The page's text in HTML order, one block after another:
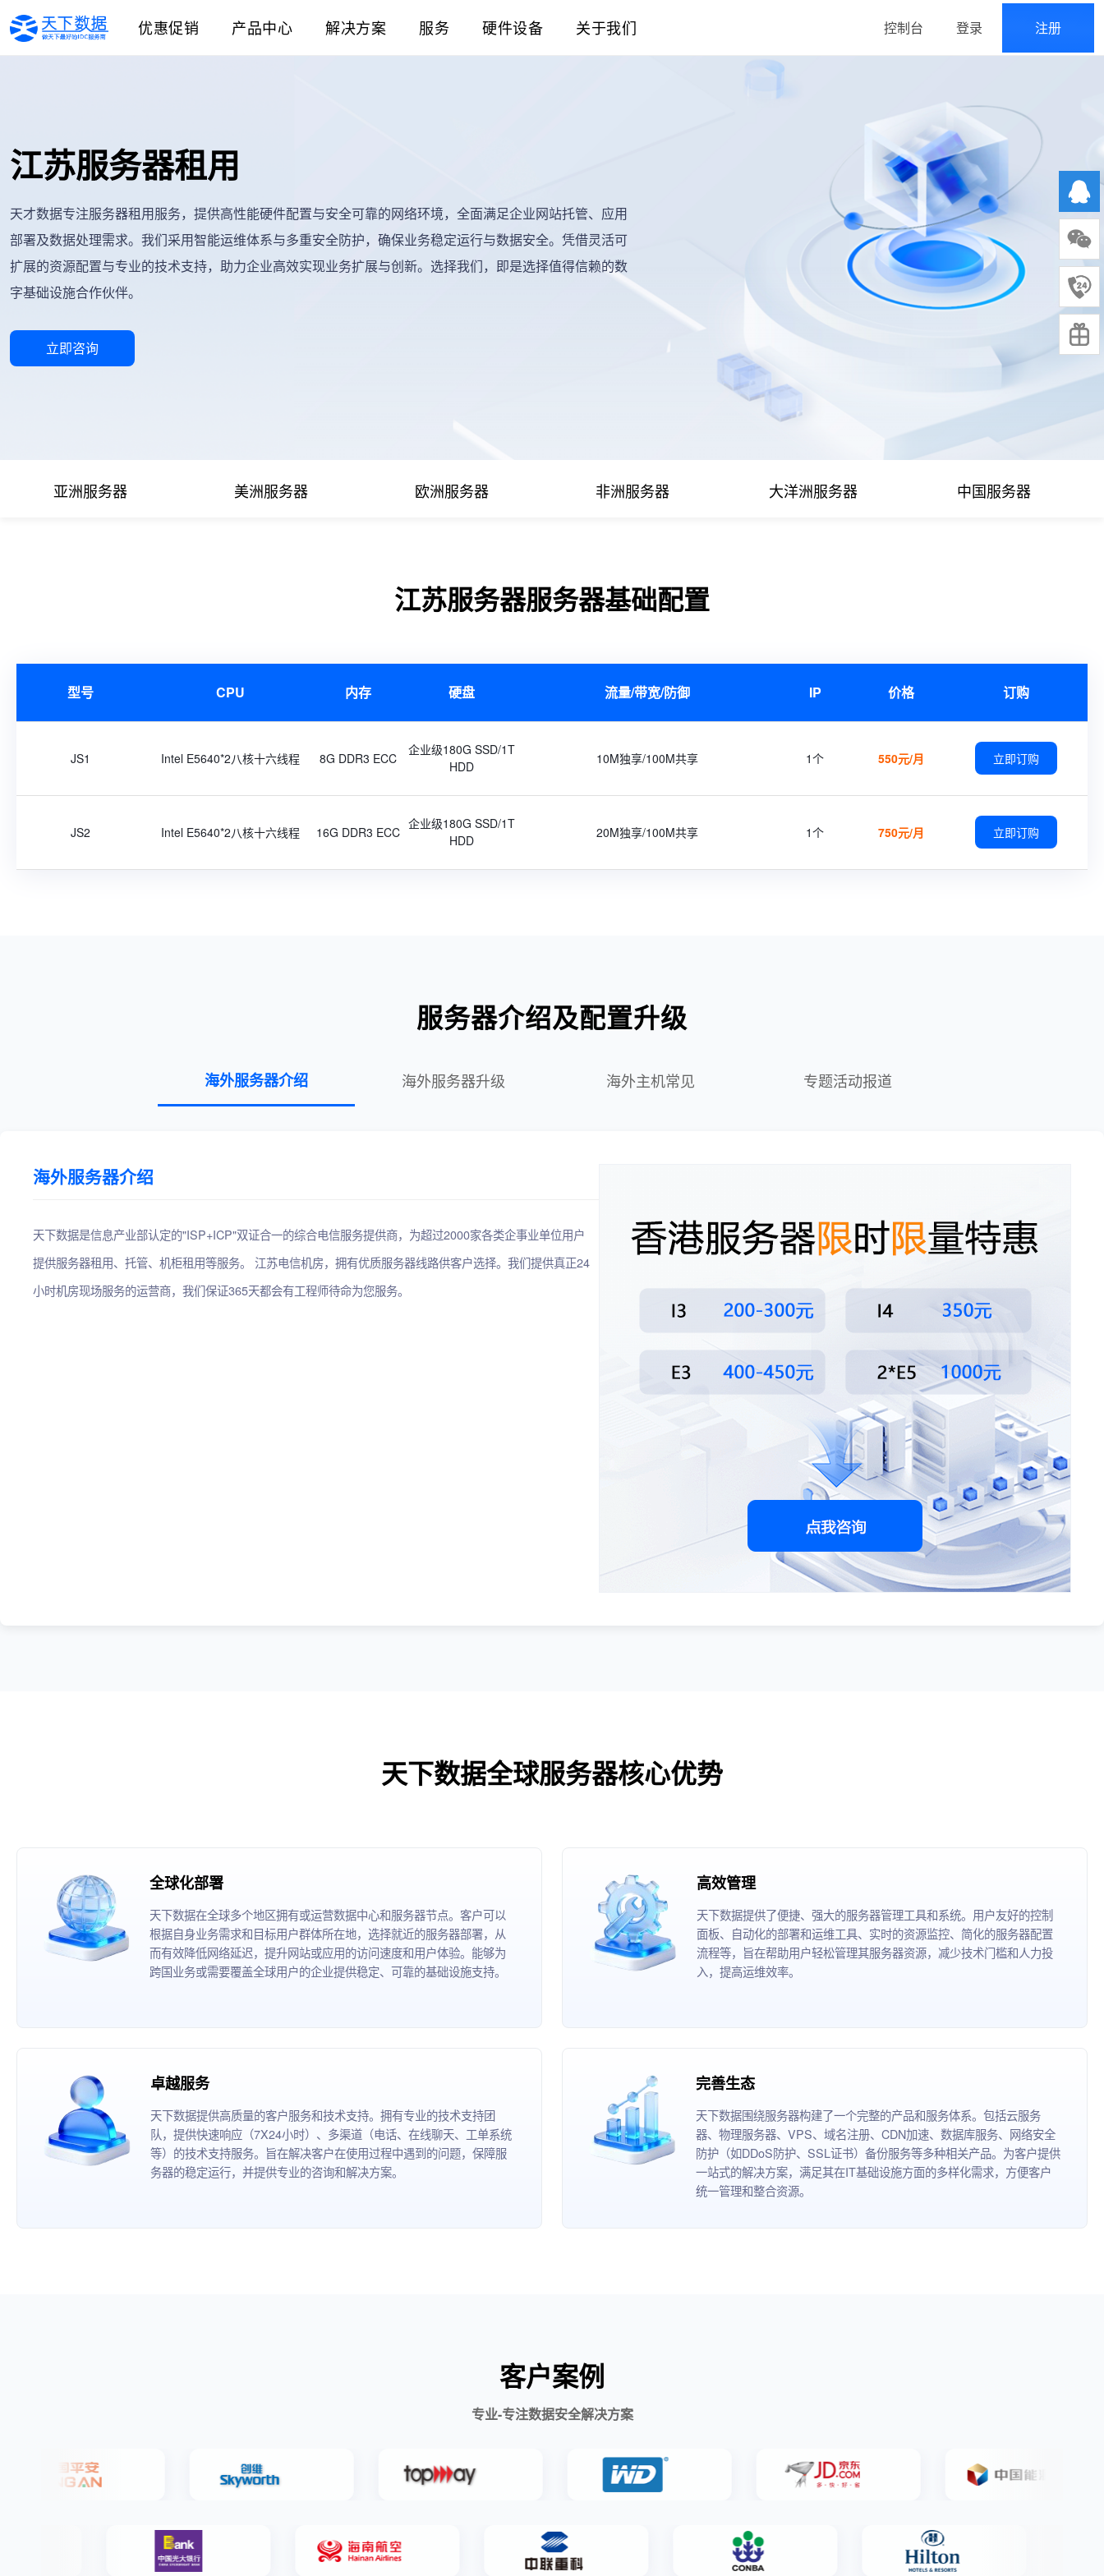
优惠促销 产品中心 解决方案 服务 硬件设备 关于我们 控制台 登录 注册
江苏服务器租用
天才数据专注服务器租用服务，提供高性能硬件配置与安全可靠的网络环境，全面满足企业网站托管、应用
部署及数据处理需求。我们采用智能运维体系与多重安全防护，确保业务稳定运行与数据安全。凭借灵活可
扩展的资源配置与专业的技术支持，助力企业高效实现业务扩展与创新。选择我们，即是选择值得信赖的数
字基础设施合作伙伴。
立即咨询
亚洲服务器 美洲服务器 欧洲服务器 非洲服务器 大洋洲服务器 中国服务器
江苏服务器服务器基础配置
型号 CPU 内存 硬盘 流量/带宽/防御 IP 价格 订购
JS1 Intel E5640*2八核十六线程 8G DDR3 ECC
企业级180G SSD/1T
HDD
10M独享/100M共享 1个 550元/月 立即订购
JS2 Intel E5640*2八核十六线程 16G DDR3 ECC
企业级180G SSD/1T
HDD
20M独享/100M共享 1个 750元/月 立即订购
服务器介绍及配置升级
海外服务器介绍 海外服务器升级 海外主机常见 专题活动报道
海外服务器介绍
天下数据是信息产业部认定的"ISP+ICP"双证合一的综合电信服务提供商，为超过2000家各类企事业单位用户
提供服务器租用、托管、机柜租用等服务。 江苏电信机房，拥有优质服务器线路供客户选择。我们提供真正24
小时机房现场服务的运营商，我们保证365天都会有工程师待命为您服务。
天下数据全球服务器核心优势
全球化部署
天下数据在全球多个地区拥有或运营数据中心和服务器节点。客户可以
根据自身业务需求和目标用户群体所在地，选择就近的服务器部署，从
而有效降低网络延迟，提升网站或应用的访问速度和用户体验。能够为
跨国业务或需要覆盖全球用户的企业提供稳定、可靠的基础设施支持。
高效管理
天下数据提供了便捷、强大的服务器管理工具和系统。用户友好的控制
面板、自动化的部署和运维工具、实时的资源监控、简化的服务器配置
流程等，旨在帮助用户轻松管理其服务器资源，减少技术门槛和人力投
入，提高运维效率。
卓越服务
天下数据提供高质量的客户服务和技术支持。拥有专业的技术支持团
队，提供快速响应（7X24小时）、多渠道（电话、在线聊天、工单系统
等）的技术支持服务。旨在解决客户在使用过程中遇到的问题，保障服
务器的稳定运行，并提供专业的咨询和解决方案。
完善生态
天下数据围绕服务器构建了一个完整的产品和服务体系。包括云服务
器、物理服务器、VPS、域名注册、CDN加速、数据库服务、网络安全
防护（如DDoS防护、SSL证书）备份服务等多种相关产品。为客户提供
一站式的解决方案，满足其在IT基础设施方面的多样化需求，方便客户
统一管理和整合资源。
客户案例
专业-专注数据安全解决方案